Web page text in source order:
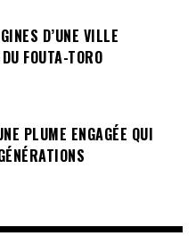
D’UNE VILLE
FOUTA-TORO
PLUME ENGAGÉE QUI